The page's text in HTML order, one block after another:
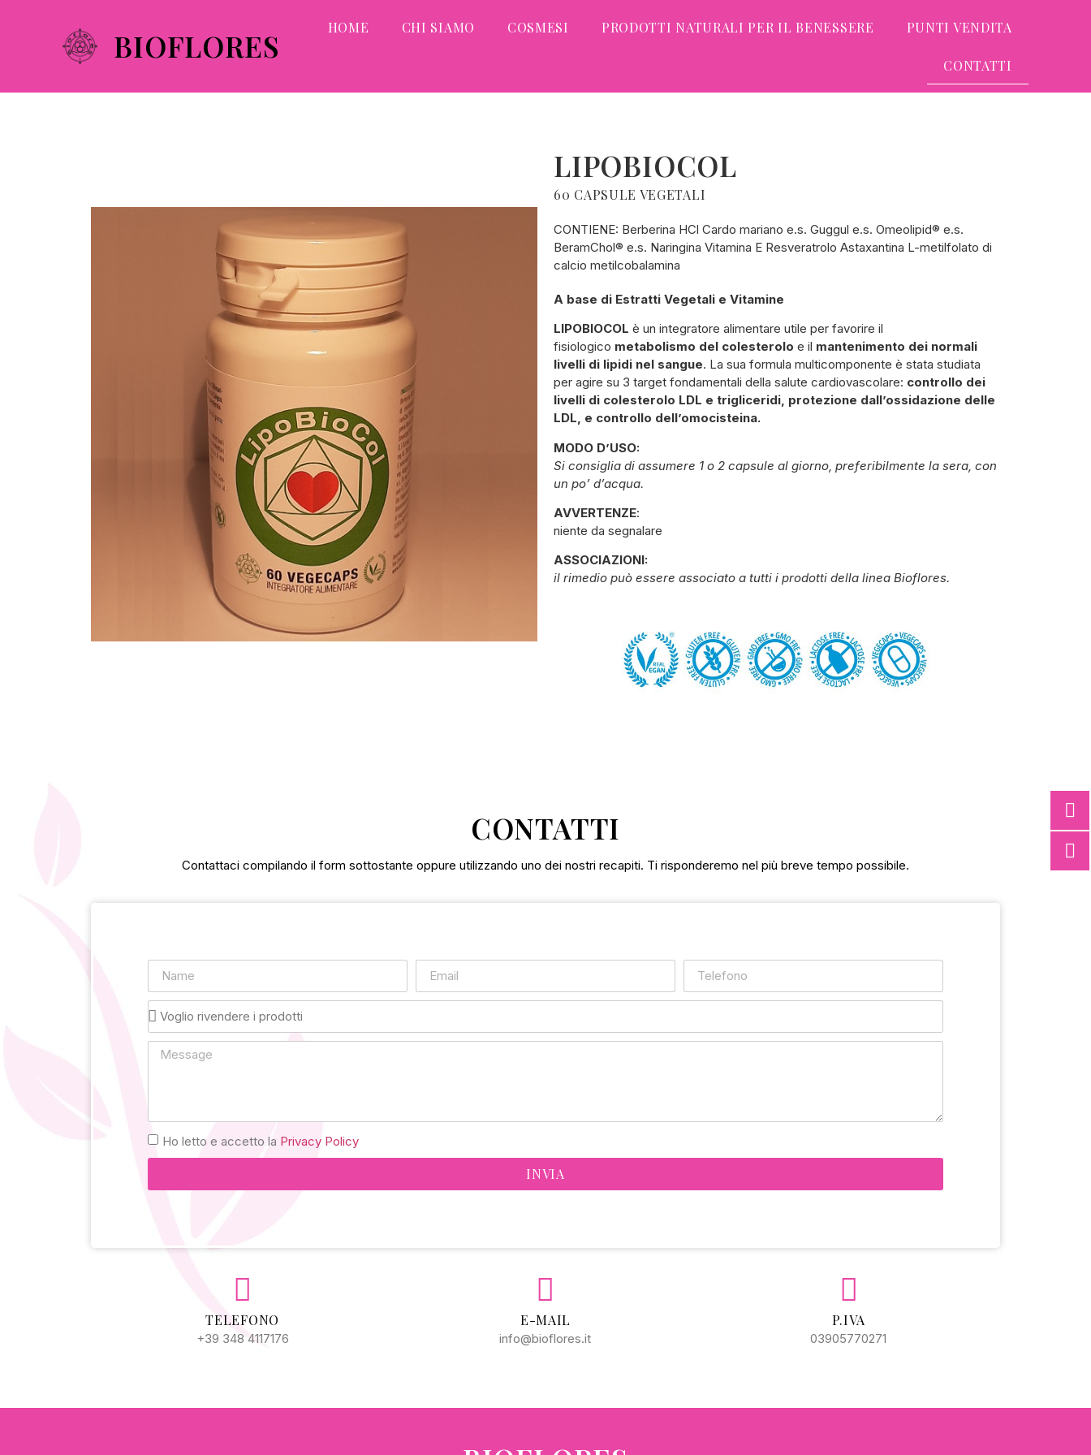
BIOFLORES HOME CHI SIAMO COSMESI PRODOTTI NATURALI PER IL BENESSERE PUNTI VENDITA
CONTATTI
LIPOBIOCOL
60 CAPSULE VEGETALI
CONTIENE: Berberina HCl Cardo mariano e.s. Guggul e.s. Omeolipid® e.s.
BeramChol® e.s. Naringina Vitamina E Resveratrolo Astaxantina L-metilfolato di
calcio metilcobalamina
A base di Estratti Vegetali e Vitamine
LIPOBIOCOL è un integratore alimentare utile per favorire il
fisiologico metabolismo del colesterolo e il mantenimento dei normali
livelli di lipidi nel sangue. La sua formula multicomponente è stata studiata
per agire su 3 target fondamentali della salute cardiovascolare: controllo dei
livelli di colesterolo LDL e trigliceridi, protezione dall’ossidazione delle
LDL, e controllo dell’omocisteina.
MODO D’USO:
Si consiglia di assumere 1 o 2 capsule al giorno, preferibilmente la sera, con
un po’ d’acqua.
AVVERTENZE:
niente da segnalare
ASSOCIAZIONI:
il rimedio può essere associato a tutti i prodotti della linea Bioflores.
CONTATTI
Contattaci compilando il form sottostante oppure utilizzando uno dei nostri recapiti. Ti risponderemo nel più breve tempo possibile.
Ho letto e accetto la Privacy Policy
INVIA
TELEFONO
+39 348 4117176
E-MAIL
info@bioflores.it
P.IVA
03905770271